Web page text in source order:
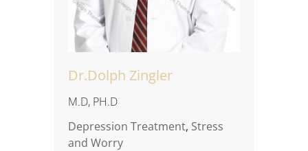
Dr.Dolph Zingler
M.D, PH.D
Depression Treatment, Stress
and Worry